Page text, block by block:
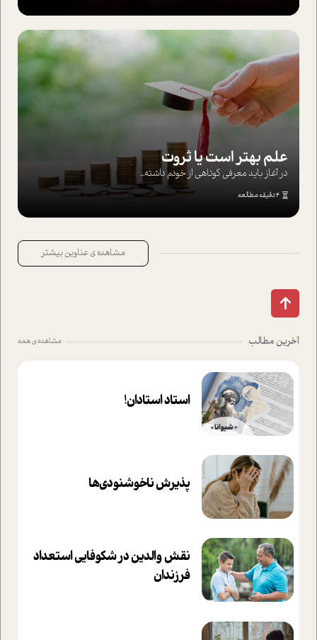
علم بهتر است یا ثروت
در آغاز باید معرفی کوتاهی از خودم داشته...
4 دقیقه مطالعه
مشاهده ی عناوین بیشتر
آخرین مطالب مشاهده ی همه
استاد استادان!
پذیرش ناخوشنودی‌ها
نقش والدین در شکوفا‌یی ا‌ستعداد
فرزندان‌